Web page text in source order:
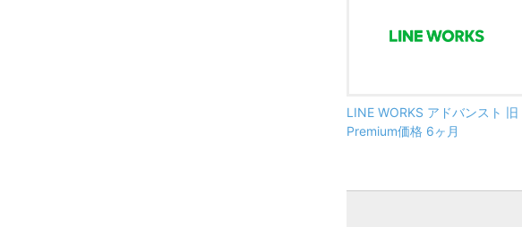
LINE WORKS アドバンスト 旧
Premium価格 6ヶ月